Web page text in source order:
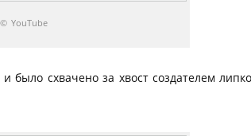
© YouTube
было схвачено за хвост создателем